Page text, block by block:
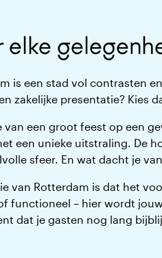
elke
is een stad vol contrasten
zakelijke presentatie? Kies
van een groot feest op een
een unieke uitstraling. De
sfeer. En wat dacht je
van Rotterdam is dat het
functioneel – hier wordt
dat je gasten nog lang